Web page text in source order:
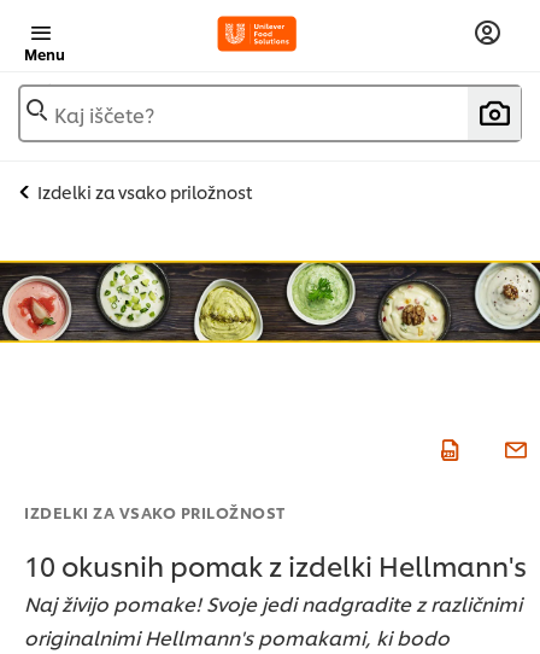
Menu
Kaj iščete?
Izdelki za vsako priložnost
IZDELKI ZA VSAKO PRILOŽNOST
10 okusnih pomak z izdelki Hellmann's
Naj živijo pomake! Svoje jedi nadgradite z različnimi
originalnimi Hellmann's pomakami, ki bodo